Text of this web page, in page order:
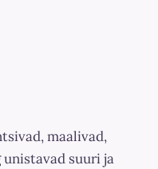
maalivad,
suuri ja